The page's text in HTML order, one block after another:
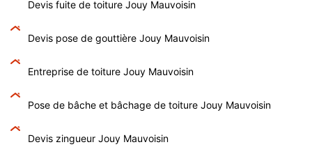
Devis fuite de toiture Jouy Mauvoisin
Devis pose de gouttière Jouy Mauvoisin
Entreprise de toiture Jouy Mauvoisin
Pose de bâche et bâchage de toiture Jouy Mauvoisin
Devis zingueur Jouy Mauvoisin